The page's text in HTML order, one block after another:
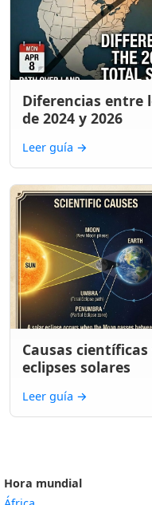
Diferencias entre
de 2024 y 2026
Leer guía →
Causas
eclipses solares
Leer guía →
Hora mundial